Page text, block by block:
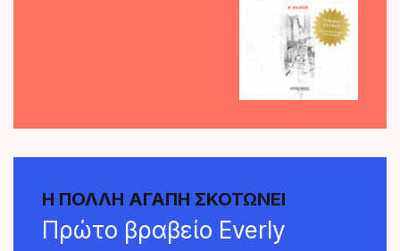
Η ΠΟΛΛΗ ΑΓΑΠΗ ΣΚΟΤΩΝΕΙ
Πρώτο βραβείο Everly